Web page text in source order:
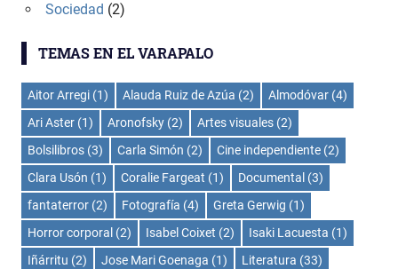
Sociedad (2)
TEMAS EN EL VARAPALO
Aitor Arregi (1) Alauda Ruiz de Azúa (2) Almodóvar (4)
Ari Aster (1) Aronofsky (2) Artes visuales (2)
Bolsilibros (3) Carla Simón (2) Cine independiente (2)
Clara Usón (1) Coralie Fargeat (1) Documental (3)
fantaterror (2) Fotografía (4) Greta Gerwig (1)
Horror corporal (2) Isabel Coixet (2) Isaki Lacuesta (1)
Iñárritu (2) Jose Mari Goenaga (1) Literatura (33)